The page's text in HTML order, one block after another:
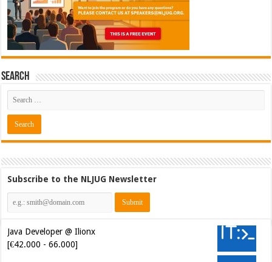
Search
Subscribe to the NLJUG Newsletter
Java Developer @ Ilionx
[€42.000 - 66.000]